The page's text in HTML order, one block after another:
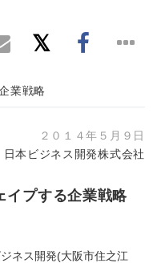
業戦略
２０１４年５月９日
日本ビジネス開発株式会社
イプする企業戦略
ネス開発(大阪市住之江